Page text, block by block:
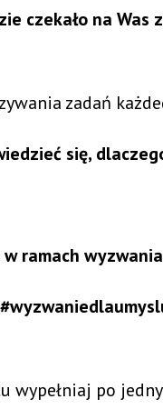
czekało na Was
zadań
się,
ramach
wypełniaj po